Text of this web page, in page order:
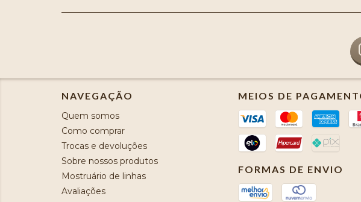
NAVEGAÇÃO
Quem somos
Como comprar
Trocas e devoluções
Sobre nossos produtos
Mostruário de linhas
Avaliações
MEIOS DE
FORMAS DE ENVIO